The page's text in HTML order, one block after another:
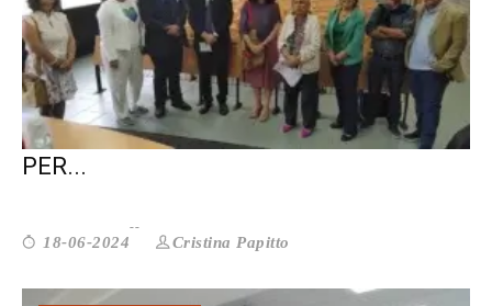
UNICAS E CSV LAZIO. UN PROTOCOLLO
PER...
18-06-2024 Cristina Papitto